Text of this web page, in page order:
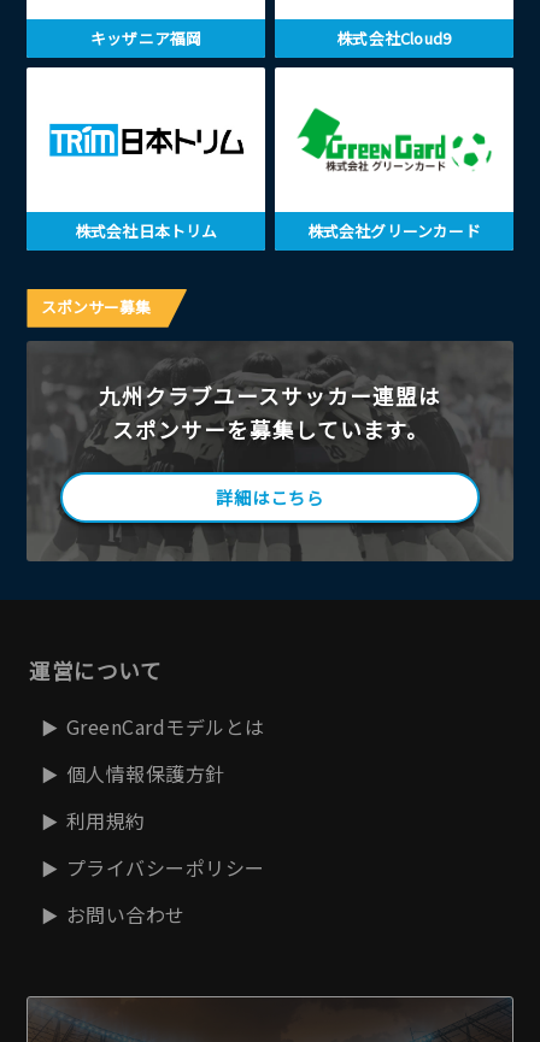
キッザニア福岡 株式会社Cloud9
株式会社日本トリム 株式会社グリーンカード
スポンサー募集
九州クラブユースサッカー連盟は
スポンサーを募集しています。
詳細はこちら
運営について
GreenCardモデルとは
個人情報保護方針
利用規約
プライバシーポリシー
お問い合わせ